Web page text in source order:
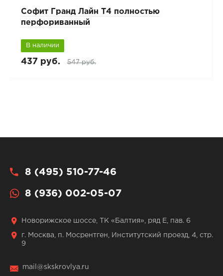
Cофит Гранд Лайн T4 полностью
перфориванный
В наличии
437 руб. 547 руб.
8 (495) 510-77-46
8 (936) 002-05-07
Новорижское шоссе, ТК «Балтия», ряд Е, пав. 6
г. Москва, п. Мосрентген, Институтский проезд, 4, стр.
9
mail@skskrovlya.ru